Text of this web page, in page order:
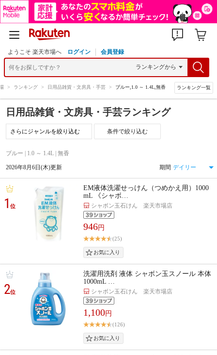
ようこそ 楽天市場へ ログイン 会員登録
> ランキング > 日用品雑貨・文房具・手芸 > ブルー,1.0 ～ 1.4L,無香 ランキング一覧
日用品雑貨・文房具・手芸ランキング
条件で絞り込む
ブルー | 1.0 ～ 1.4L | 無香
2026年8月6日(木)更新 期間
1位
EM液体洗濯せっけん（つめかえ用）1000
mL 《シャボ…
シャボン玉石けん 楽天市場店
946円
(25)
2位
洗濯用洗剤 液体 シャボン玉スノール 本体
1000mL …
シャボン玉石けん 楽天市場店
1,100円
(126)